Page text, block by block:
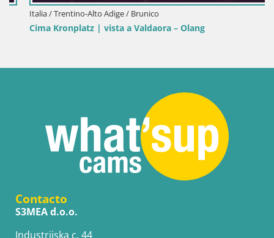
Italia / Trentino-Alto Adige / Brunico
Cima Kronplatz | vista a Valdaora – Olang
Contacto
S3MEA d.o.o.
Industrijska c. 44